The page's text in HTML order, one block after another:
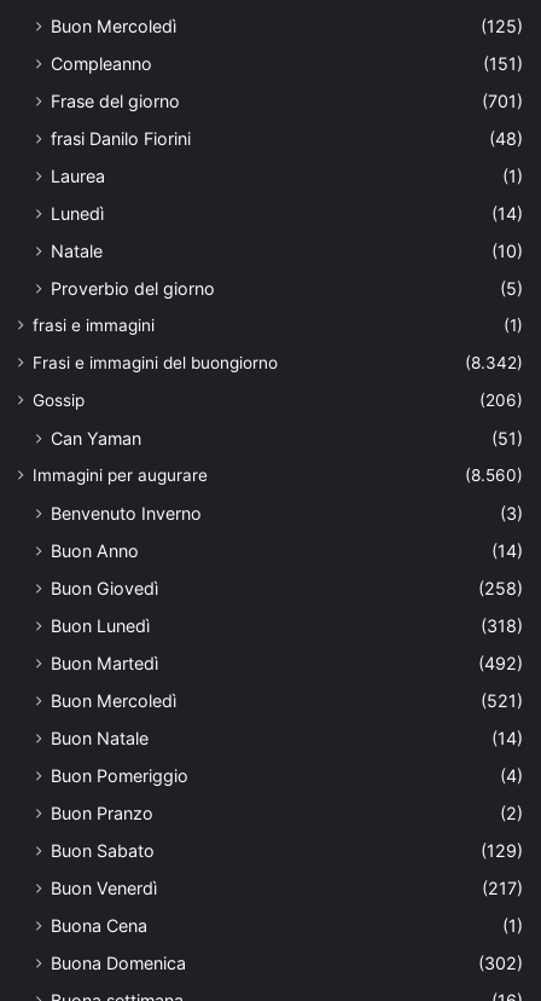
Buon Mercoledì
(125)
Compleanno
(151)
Frase del giorno
(701)
frasi Danilo Fiorini
(48)
Laurea
(1)
Lunedì
(14)
Natale
(10)
Proverbio del giorno
(5)
frasi e immagini
(1)
Frasi e immagini del buongiorno
(8.342)
Gossip
(206)
Can Yaman (51)
Immagini per augurare (8.560)
Benvenuto Inverno
(3)
Buon Anno
(14)
Buon Giovedì
(258)
Buon Lunedì
(318)
Buon Martedì
(492)
Buon Mercoledì
(521)
Buon Natale
(14)
Buon Pomeriggio
(4)
Buon Pranzo
(2)
Buon Sabato
(129)
Buon Venerdì
(217)
Buona Cena
(1)
Buona Domenica
(302)